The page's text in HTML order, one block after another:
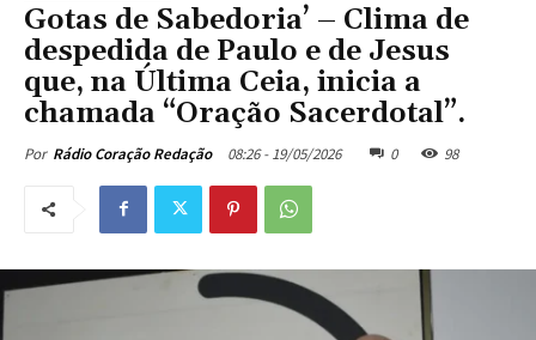
Gotas de Sabedoria’ – Clima de
despedida de Paulo e de Jesus
que, na Última Ceia, inicia a
chamada “Oração Sacerdotal”.
Por Rádio Coração Redação 08:26 - 19/05/2026 0 98